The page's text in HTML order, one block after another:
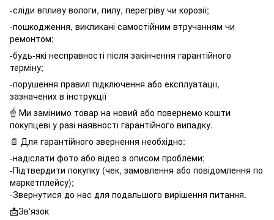
-сліди впливу вологи, пилу, перегріву чи корозії;
-пошкодження, викликані самостійним втручанням чи
ремонтом;
-будь-які несправності після закінчення гарантійного
терміну;
-порушення правил підключення або експлуатації,
зазначених в інструкції
☝️ Ми замінимо товар на новий або повернемо кошти
покупцеві у разі наявності гарантійного випадку.
📄 Для гарантійного звернення необхідно:
-надіслати фото або відео з описом проблеми;
-Підтвердити покупку (чек, замовлення або повідомлення по
маркетплейсу);
-Звернутися до нас для подальшого вирішення питання.
📩Зв'язок